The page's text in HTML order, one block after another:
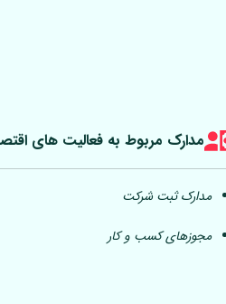
مدارک مربوط به فعالیت های
مدارک ثبت شرکت
مجوزهای کسب و کار